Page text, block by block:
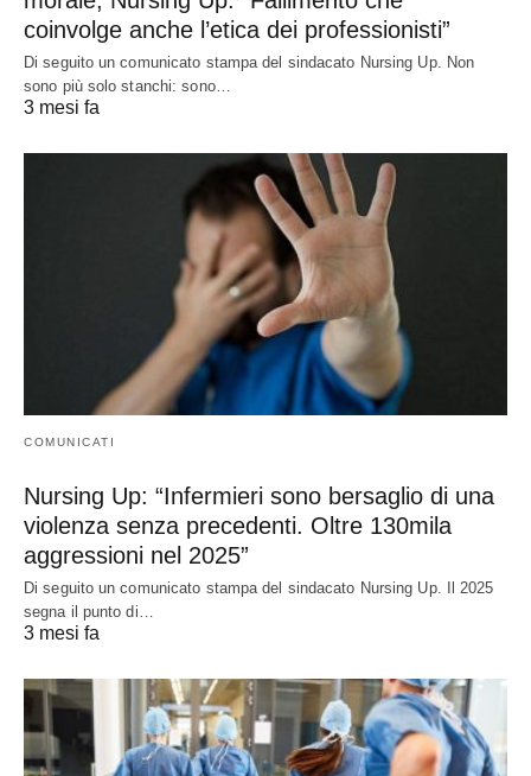
coinvolge anche l’etica dei professionisti”
Di seguito un comunicato stampa del sindacato Nursing Up. Non
sono più solo stanchi: sono…
3 mesi fa
COMUNICATI
Nursing Up: “Infermieri sono bersaglio di una
violenza senza precedenti. Oltre 130mila
aggressioni nel 2025”
Di seguito un comunicato stampa del sindacato Nursing Up. Il 2025
segna il punto di…
3 mesi fa